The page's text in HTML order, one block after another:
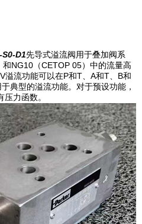
D1先导式溢流阀用于叠加阀系
NG10（CETOP 05）中的流量高
溢流功能可以在P和T、A和T、B和
典型的溢流功能。对于预设功能，
力函数。